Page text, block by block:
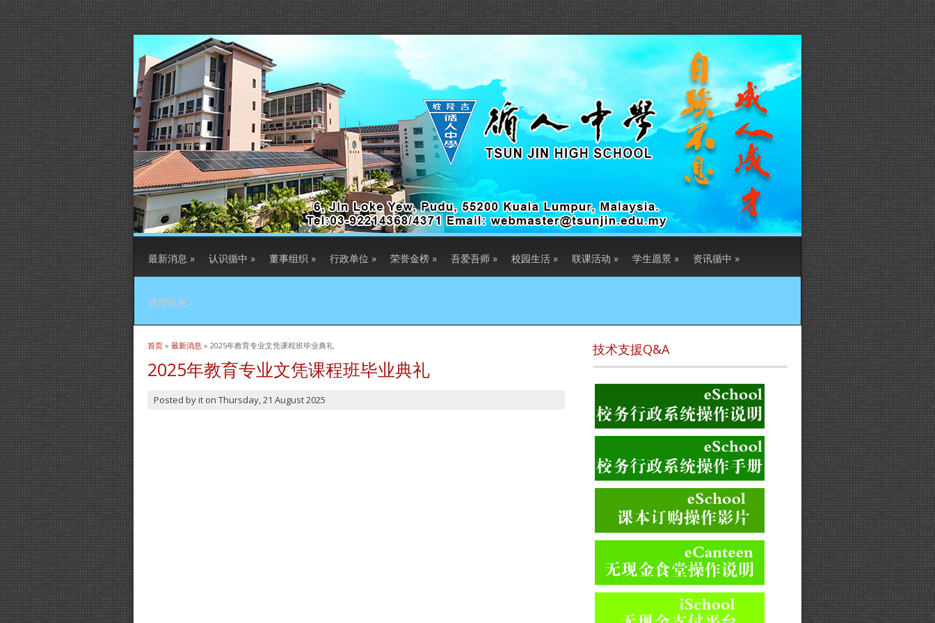
最新消息 » 认识循中 » 董事组织 » 行政单位 » 荣誉金榜 » 吾爱吾师 » 校园生活 » 联课活动 » 学生愿景 » 资讯循中 »
逾期讯息 »
当前位置
首页 » 最新消息 » 2025年教育专业文凭课程班毕业典礼
2025年教育专业文凭课程班毕业典礼
Posted byit on Thursday, 21 August 2025
技术支援Q&A